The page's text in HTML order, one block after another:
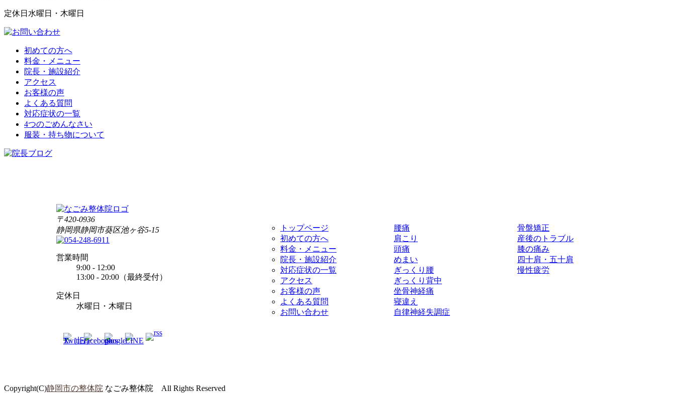
定休日 水曜日・木曜日
初めての方へ
料金・メニュー
院長・施設紹介
アクセス
お客様の声
よくある質問
対応症状の一覧
4つのごめんなさい
服装・持ち物について
〒420-0936
静岡県静岡市葵区池ヶ谷5-15
営業時間
9:00 - 12:00
13:00 - 20:00（最終受付）
定休日
水曜日・木曜日
トップページ
初めての方へ
料金・メニュー
院長・施設紹介
対応症状の一覧
アクセス
お客様の声
よくある質問
お問い合わせ
腰痛
肩こり
頭痛
めまい
ぎっくり腰
ぎっくり背中
坐骨神経痛
寝違え
自律神経失調症
骨盤矯正
産後のトラブル
膝の痛み
四十肩・五十肩
慢性疲労
Copyright(C)静岡市の整体院 なごみ整体院 All Rights Reserved